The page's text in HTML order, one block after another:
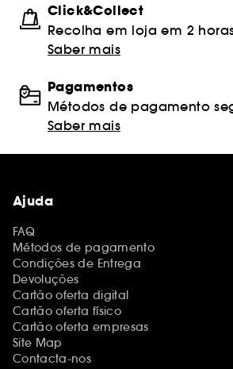
Click&Collect
Recolha em loja em 2
Saber mais
Pagamentos
Métodos de pagamento
Saber mais
Ajuda
FAQ
Métodos de pagamento
Condições de Entrega
Devoluções
Cartão oferta digital
Cartão oferta físico
Cartão oferta empresas
Site Map
Contacta-nos